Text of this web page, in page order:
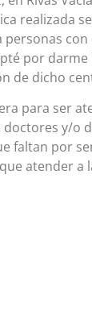
realizada
por
de dicho
para ser
y/o
faltan por
atender a